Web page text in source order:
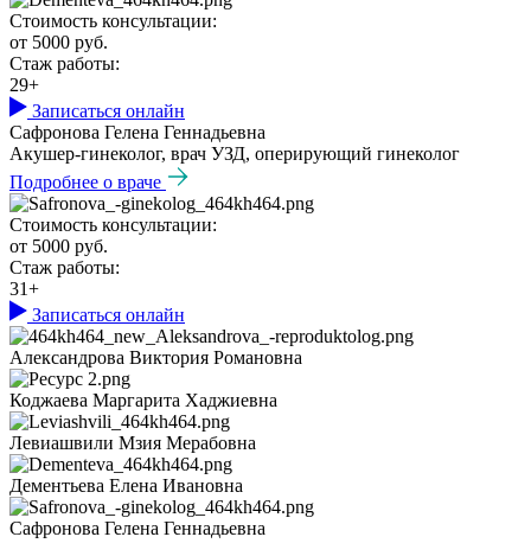
Стоимость консультации:
от 5000 руб.
Стаж работы:
29+
Записаться онлайн
Сафронова Гелена Геннадьевна
Акушер-гинеколог, врач УЗД, оперирующий гинеколог
Подробнее о враче
Стоимость консультации:
от 5000 руб.
Стаж работы:
31+
Записаться онлайн
Александрова Виктория Романовна
Коджаева Маргарита Хаджиевна
Левиашвили Мзия Мерабовна
Дементьева Елена Ивановна
Сафронова Гелена Геннадьевна